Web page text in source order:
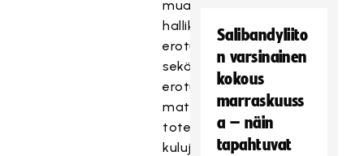
muassa
hallikuluihin,
erotuomaripalkkioihin
sekä
erotuomareiden
matkakuluihin,
toteutuneiden
kulujen
Salibandyliito
n varsinainen
kokous
marraskuuss
a – näin
tapahtuvat